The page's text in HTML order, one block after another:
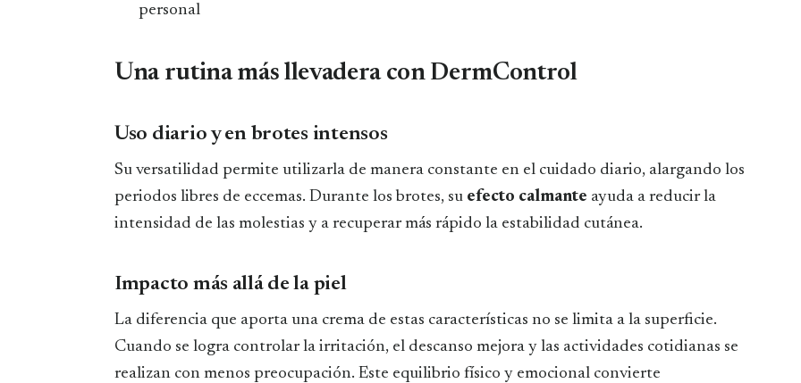
personal
Una rutina más llevadera con DermControl
Uso diario y en brotes intensos
Su versatilidad permite utilizarla de manera constante en el cuidado diario, alargando los
periodos libres de eccemas. Durante los brotes, su efecto calmante ayuda a reducir la
intensidad de las molestias y a recuperar más rápido la estabilidad cutánea.
Impacto más allá de la piel
La diferencia que aporta una crema de estas características no se limita a la superficie.
Cuando se logra controlar la irritación, el descanso mejora y las actividades cotidianas se
realizan con menos preocupación. Este equilibrio físico y emocional convierte